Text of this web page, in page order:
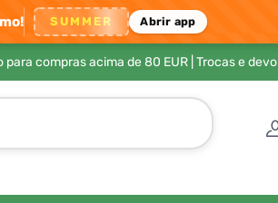
SUMMER Abrir app
para compras acima de 80 EUR| Trocas e